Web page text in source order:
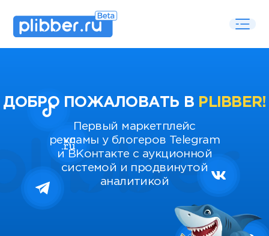
ДОБРО ПОЖАЛОВАТЬ В PLIBBER!
Первый маркетплейс
рекламы у блогеров Telegram
и ВКонтакте с аукционной
системой и продвинутой
аналитикой